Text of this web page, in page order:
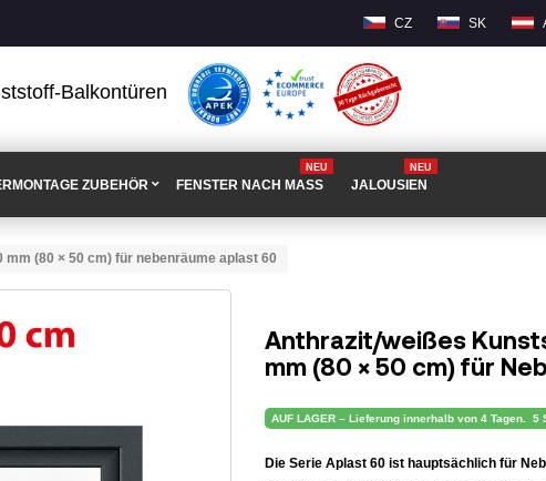
CZ SK
Balkontüren
ZUBEHÖR FENSTER NACH MASS
NEU
JALOUSIEN
NEU
(80 × 50 cm) für nebenräume aplast 60
Anthrazit/weißes
mm (80 × 50 cm) für
AUF LAGER – Lieferung innerhalb von 4 Tagen. 5
Die Serie Aplast 60 ist hauptsächlich für